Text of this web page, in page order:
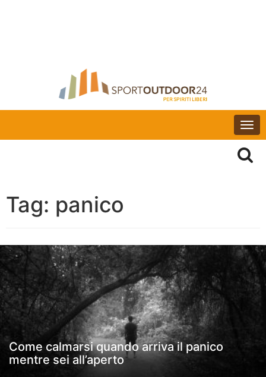
Tag: panico
Come calmarsi quando arriva il panico
mentre sei all’aperto